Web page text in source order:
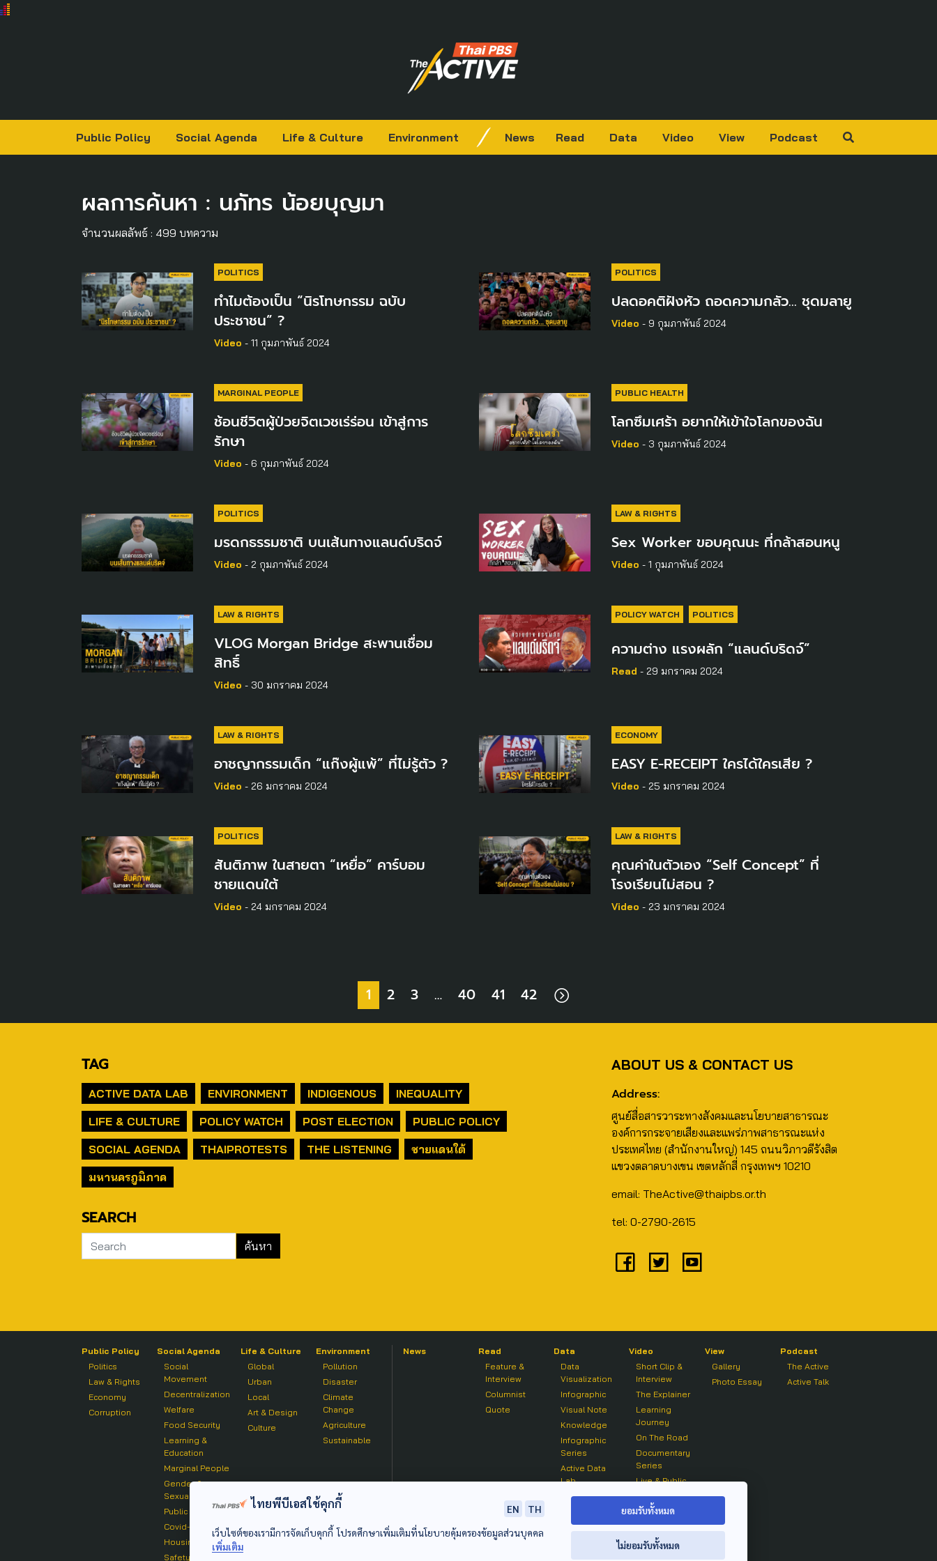
Public Policy Social Agenda Life & Culture Environment News Read Data Video View Podcast
ผลการค้นหา : นภัทร น้อยบุญมา
จำนวนผลลัพธ์ : 499 บทความ
POLITICS
ทำไมต้องเป็น “นิรโทษกรรม ฉบับ
ประชาชน” ?
Video - 11 กุมภาพันธ์ 2024
POLITICS
ปลดอคติฝังหัว ถอดความกลัว… ชุดมลายู
Video - 9 กุมภาพันธ์ 2024
MARGINAL PEOPLE
ช้อนชีวิตผู้ป่วยจิตเวชเร่ร่อน เข้าสู่การ
รักษา
Video - 6 กุมภาพันธ์ 2024
PUBLIC HEALTH
โลกซึมเศร้า อยากให้เข้าใจโลกของฉัน
Video - 3 กุมภาพันธ์ 2024
POLITICS
มรดกธรรมชาติ บนเส้นทางแลนด์บริดจ์
Video - 2 กุมภาพันธ์ 2024
LAW & RIGHTS
Sex Worker ขอบคุณนะ ที่กล้าสอนหนู
Video - 1 กุมภาพันธ์ 2024
LAW & RIGHTS
VLOG Morgan Bridge สะพานเชื่อม
สิทธิ์
Video - 30 มกราคม 2024
POLICY WATCH POLITICS
ความต่าง แรงผลัก “แลนด์บริดจ์”
Read - 29 มกราคม 2024
LAW & RIGHTS
อาชญากรรมเด็ก “แก๊งผู้แพ้” ที่ไม่รู้ตัว ?
Video - 26 มกราคม 2024
ECONOMY
EASY E-RECEIPT ใครได้ใครเสีย ?
Video - 25 มกราคม 2024
POLITICS
สันติภาพ ในสายตา “เหยื่อ” คาร์บอม
ชายแดนใต้
Video - 24 มกราคม 2024
LAW & RIGHTS
คุณค่าในตัวเอง “Self Concept” ที่
โรงเรียนไม่สอน ?
Video - 23 มกราคม 2024
1 2 3 … 40 41 42
TAG
ACTIVE DATA LAB ENVIRONMENT INDIGENOUS
INEQUALITY
LIFE & CULTURE
POLICY WATCH POST ELECTION
PUBLIC POLICY
SOCIAL AGENDA
THAIPROTESTS THE LISTENING
ชายแดนใต้
มหานครภูมิภาค
SEARCH
ABOUT US & CONTACT US
Address:
ศูนย์สื่อสารวาระทางสังคมและนโยบายสาธารณะ
องค์การกระจายเสียงและแพร่ภาพสาธารณะแห่ง
ประเทศไทย (สำนักงานใหญ่) 145 ถนนวิภาวดีรังสิต
แขวงตลาดบางเขน เขตหลักสี่ กรุงเทพฯ 10210
email: TheActive@thaipbs.or.th
tel: 0-2790-2615
Public Policy
Politics
Law & Rights
Economy
Corruption
Social Agenda
Social
Movement
Decentralization
Welfare
Food Security
Learning &
Education
Marginal People
Gender &
Sexuality
Public Health
Covid-19
Housing
Safety
Life & Culture
Global
Urban
Local
Art & Design
Culture
Environment
Pollution
Disaster
Climate
Change
Agriculture
Sustainable
News
Read
Feature &
Interview
Columnist
Quote
Data
Data
Visualization
Infographic
Visual Note
Knowledge
Infographic
Series
Active Data
Lab
Video
Short Clip &
Interview
The Explainer
Learning
Journey
On The Road
Documentary
Series
Live & Public
On air Clip
View
Gallery
Photo Essay
Podcast
The Active
Active Talk
ไทยพีบีเอสใช้คุกกี้ EN
TH
เว็บไซต์ของเรามีการจัดเก็บคุกกี้ โปรดศึกษาเพิ่มเติมที่นโยบายคุ้มครองข้อมูลส่วนบุคคล
เพิ่มเติม
ยอมรับทั้งหมด
ไม่ยอมรับทั้งหมด